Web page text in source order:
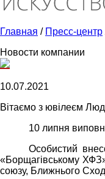
Главная / Пресс-центр
Новости компании
10.07.2021
Вітаємо з ювілеєм
10 липня
Особистий
«Борщагівському
союзу, Ближнього